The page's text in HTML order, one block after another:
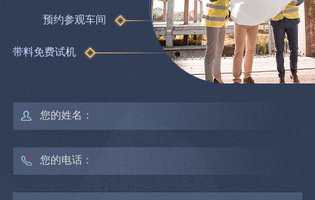
预约参观车间
带料免费试机